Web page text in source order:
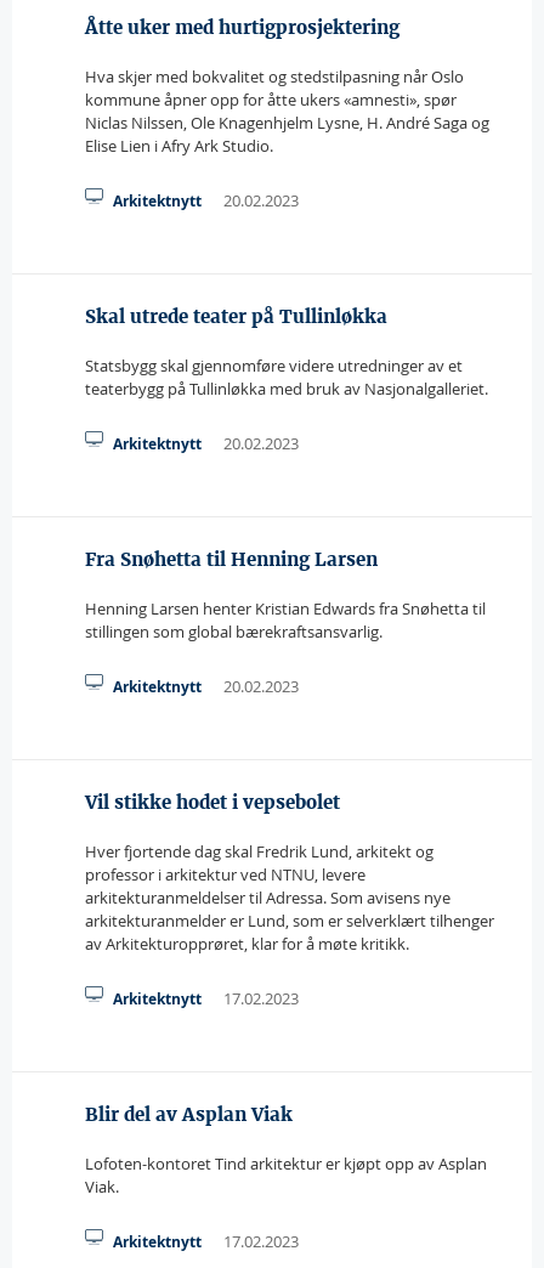
Åtte uker med hurtigprosjektering
Hva skjer med bokvalitet og stedstilpasning når Oslo
kommune åpner opp for åtte ukers «amnesti», spør
Niclas Nilssen, Ole Knagenhjelm Lysne, H. André Saga og
Elise Lien i Afry Ark Studio.
Arkitektnytt 20.02.2023
Skal utrede teater på Tullinløkka
Statsbygg skal gjennomføre videre utredninger av et
teaterbygg på Tullinløkka med bruk av Nasjonalgalleriet.
Arkitektnytt 20.02.2023
Fra Snøhetta til Henning Larsen
Henning Larsen henter Kristian Edwards fra Snøhetta til
stillingen som global bærekraftsansvarlig.
Arkitektnytt 20.02.2023
Vil stikke hodet i vepsebolet
Hver fjortende dag skal Fredrik Lund, arkitekt og
professor i arkitektur ved NTNU, levere
arkitekturanmeldelser til Adressa. Som avisens nye
arkitekturanmelder er Lund, som er selverklært tilhenger
av Arkitekturopprøret, klar for å møte kritikk.
Arkitektnytt 17.02.2023
Blir del av Asplan Viak
Lofoten-kontoret Tind arkitektur er kjøpt opp av Asplan
Viak.
Arkitektnytt 17.02.2023